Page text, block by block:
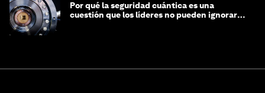
Por qué la seguridad cuántica es una
cuestión que los líderes no pueden ignorar